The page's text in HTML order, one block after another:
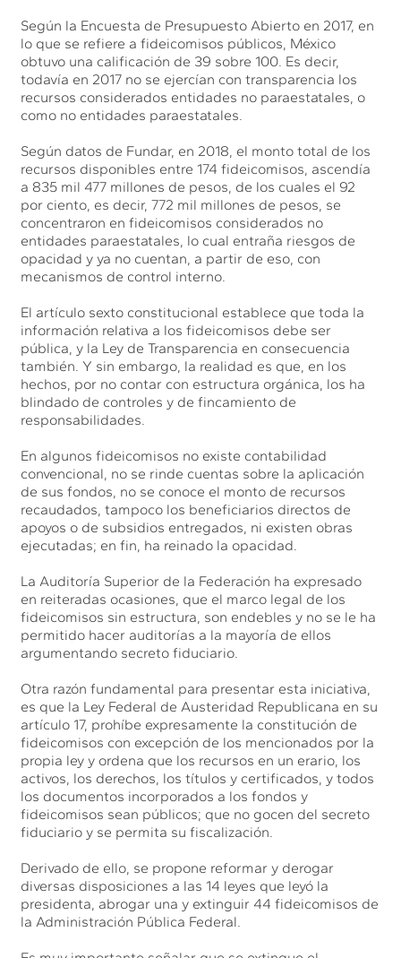
Según la Encuesta de Presupuesto Abierto en 2017, en
lo que se refiere a fideicomisos públicos, México
obtuvo una calificación de 39 sobre 100. Es decir,
todavía en 2017 no se ejercían con transparencia los
recursos considerados entidades no paraestatales, o
como no entidades paraestatales.
Según datos de Fundar, en 2018, el monto total de los
recursos disponibles entre 174 fideicomisos, ascendía
a 835 mil 477 millones de pesos, de los cuales el 92
por ciento, es decir, 772 mil millones de pesos, se
concentraron en fideicomisos considerados no
entidades paraestatales, lo cual entraña riesgos de
opacidad y ya no cuentan, a partir de eso, con
mecanismos de control interno.
El artículo sexto constitucional establece que toda la
información relativa a los fideicomisos debe ser
pública, y la Ley de Transparencia en consecuencia
también. Y sin embargo, la realidad es que, en los
hechos, por no contar con estructura orgánica, los ha
blindado de controles y de fincamiento de
responsabilidades.
En algunos fideicomisos no existe contabilidad
convencional, no se rinde cuentas sobre la aplicación
de sus fondos, no se conoce el monto de recursos
recaudados, tampoco los beneficiarios directos de
apoyos o de subsidios entregados, ni existen obras
ejecutadas; en fin, ha reinado la opacidad.
La Auditoría Superior de la Federación ha expresado
en reiteradas ocasiones, que el marco legal de los
fideicomisos sin estructura, son endebles y no se le ha
permitido hacer auditorías a la mayoría de ellos
argumentando secreto fiduciario.
Otra razón fundamental para presentar esta iniciativa,
es que la Ley Federal de Austeridad Republicana en su
artículo 17, prohíbe expresamente la constitución de
fideicomisos con excepción de los mencionados por la
propia ley y ordena que los recursos en un erario, los
activos, los derechos, los títulos y certificados, y todos
los documentos incorporados a los fondos y
fideicomisos sean públicos; que no gocen del secreto
fiduciario y se permita su fiscalización.
Derivado de ello, se propone reformar y derogar
diversas disposiciones a las 14 leyes que leyó la
presidenta, abrogar una y extinguir 44 fideicomisos de
la Administración Pública Federal.